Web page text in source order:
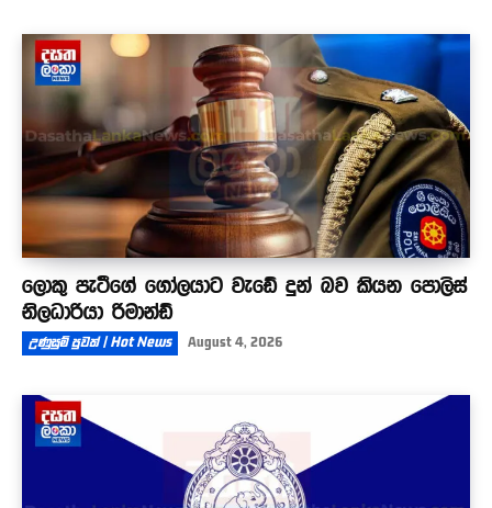
ලොකු පැටීගේ ගෝලයාට වැඩේ දුන් බව කියන පොලිස්
නිලධාරියා රිමාන්ඩ්
උණුසුම් පුවත් | Hot News August 4, 2026